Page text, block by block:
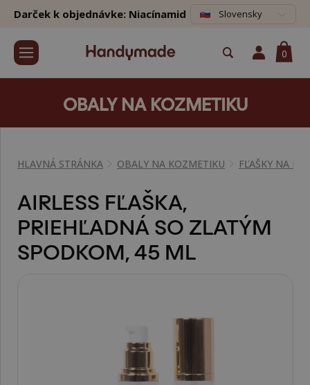
Darček k objednávke: Niacínamid Slovensky
0
OBALY NA KOZMETIKU
HLAVNÁ STRÁNKA OBALY NA KOZMETIKU FĽAŠKY NA
AIRLESS FĽAŠKA,
PRIEHĽADNÁ SO ZLATÝM
SPODKOM, 45 ML